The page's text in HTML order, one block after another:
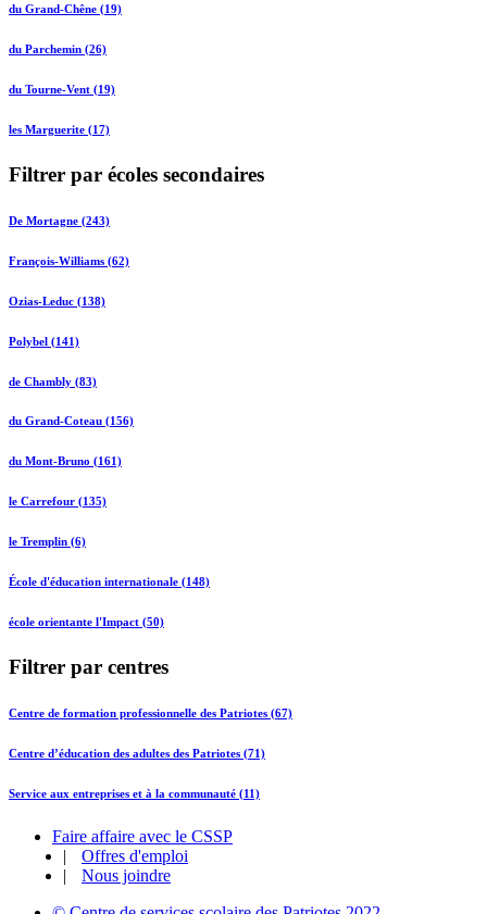
du Grand-Chêne (19)
du Parchemin (26)
du Tourne-Vent (19)
les Marguerite (17)
Filtrer par écoles secondaires
De Mortagne (243)
François-Williams (62)
Ozias-Leduc (138)
Polybel (141)
de Chambly (83)
du Grand-Coteau (156)
du Mont-Bruno (161)
le Carrefour (135)
le Tremplin (6)
École d'éducation internationale (148)
école orientante l'Impact (50)
Filtrer par centres
Centre de formation professionnelle des Patriotes (67)
Centre d’éducation des adultes des Patriotes (71)
Service aux entreprises et à la communauté (11)
Faire affaire avec le CSSP
|
Offres d'emploi
|
Nous joindre